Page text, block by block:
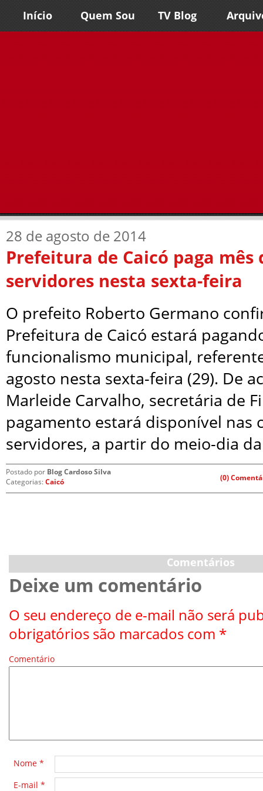
Início Quem Sou TV Blog
28 de agosto de 2014
Prefeitura de Caicó paga mês
servidores nesta sexta-feira
O prefeito Roberto Germano
Prefeitura de Caicó estará
funcionalismo municipal,
agosto nesta sexta-feira (29). De
Marleide Carvalho, secretária de
pagamento estará disponível nas
servidores, a partir do meio-dia
Postado por Blog Cardoso Silva
Categorias:Caicó (0)
Comentários
Deixe um comentário
O seu endereço de e-mail não será
obrigatórios são marcados com *
Comentário
Nome *
E-mail *